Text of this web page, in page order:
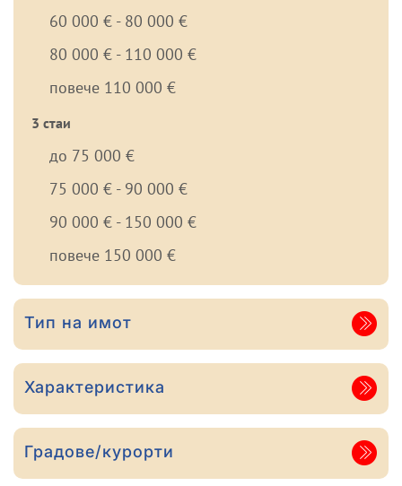
60 000 € - 80 000 €
80 000 € - 110 000 €
повече 110 000 €
3 стаи
до 75 000 €
75 000 € - 90 000 €
90 000 € - 150 000 €
повече 150 000 €
Тип на имот
Характеристика
Градове/курорти